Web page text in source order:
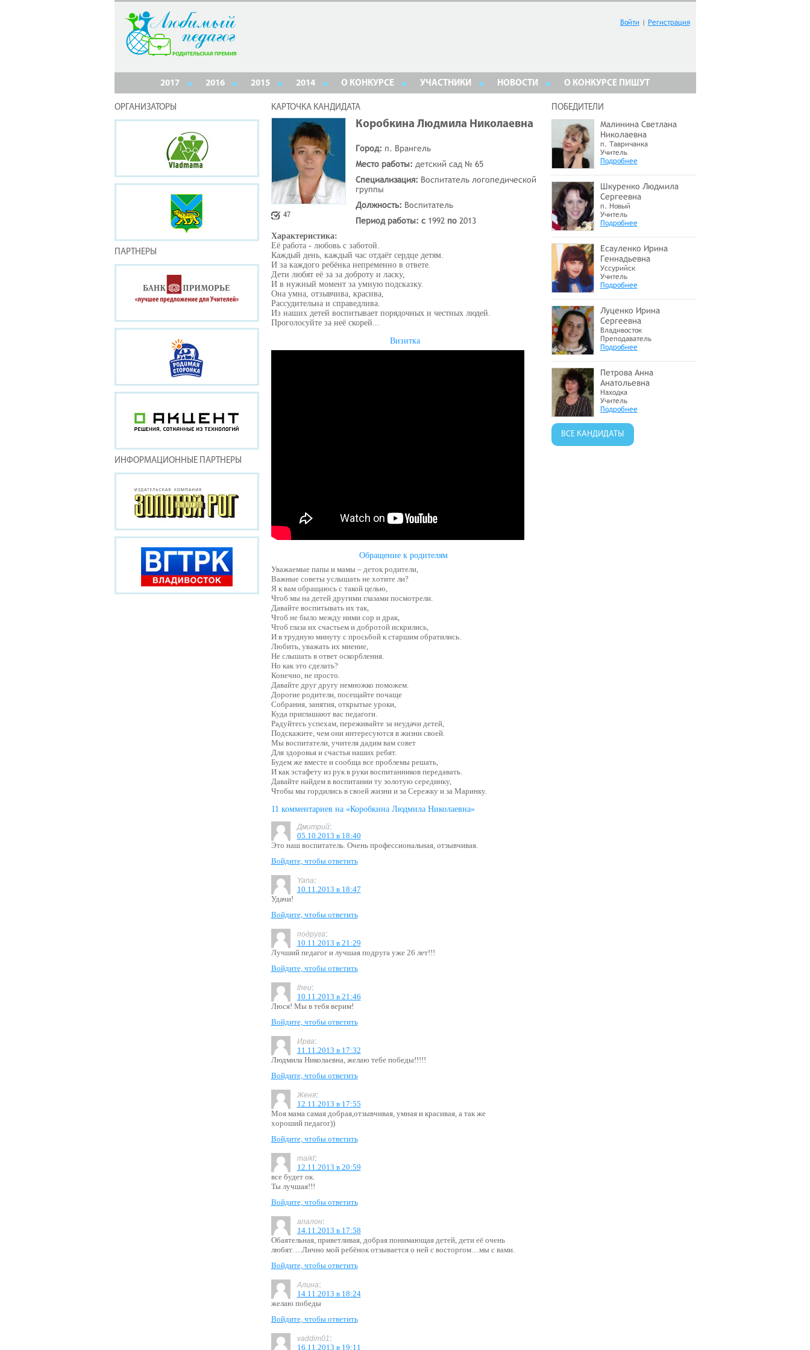
Войти | Регистрация
2017 2016 2015 2014 О КОНКУРСЕ УЧАСТНИКИ НОВОСТИ О КОНКУРСЕ ПИШУТ
ОРГАНИЗАТОРЫ
ПАРТНЕРЫ
ИНФОРМАЦИОННЫЕ ПАРТНЕРЫ
КАРТОЧКА КАНДИДАТА
47
Коробкина Людмила Николаевна
Город: п. Врангель
Место работы: детский сад № 65
Специализация: Воспитатель логопедической
группы
Должность: Воспитатель
Период работы: с1992 по 2013
Характеристика:
Её работа - любовь с заботой.
Каждый день, каждый час отдаёт сердце детям.
И за каждого ребёнка непременно в ответе.
Дети любят её за за доброту и ласку,
И в нужный момент за умную подсказку.
Она умна, отзывчива, красива,
Рассудительна и справедлива.
Из наших детей воспитывает порядочных и честных людей.
Проголосуйте за неё скорей...
Визитка
Обращение к родителям
Уважаемые папы и мамы – деток родители,
Важные советы услышать не хотите ли?
Я к вам обращаюсь с такой целью,
Чтоб мы на детей другими глазами посмотрели.
Давайте воспитывать их так,
Чтоб не было между ними сор и драк,
Чтоб глаза их счастьем и добротой искрились,
И в трудную минуту с просьбой к старшим обратились.
Любить, уважать их мнение,
Не слышать в ответ оскорбления.
Но как это сделать?
Конечно, не просто.
Давайте друг другу немножко поможем.
Дорогие родители, посещайте почаще
Собрания, занятия, открытые уроки,
Куда приглашают вас педагоги.
Радуйтесь успехам, переживайте за неудачи детей,
Подскажите, чем они интересуются в жизни своей.
Мы воспитатели, учителя дадим вам совет
Для здоровья и счастья наших ребят.
Будем же вместе и сообща все проблемы решать,
И как эстафету из рук в руки воспитанников передавать.
Давайте найдем в воспитании ту золотую серединку,
Чтобы мы гордились в своей жизни и за Сережку и за Маринку.
11 комментариев на «Коробкина Людмила Николаевна»
Дмитрий:
05.10.2013 в 18:40
Это наш воспитатель. Очень профессиональная, отзывчивая.
Войдите, чтобы ответить
Yana:
10.11.2013 в 18:47
Удачи!
Войдите, чтобы ответить
подруга:
10.11.2013 в 21:29
Лучший педагог и лучшая подруга уже 26 лет!!!
Войдите, чтобы ответить
lheu:
10.11.2013 в 21:46
Люся! Мы в тебя верим!
Войдите, чтобы ответить
Ирва:
11.11.2013 в 17:32
Людмила Николаевна, желаю тебе победы!!!!!
Войдите, чтобы ответить
Женя:
12.11.2013 в 17:55
Моя мама самая добрая,отзывчивая, умная и красивая, а так же
хороший педагог))
Войдите, чтобы ответить
maikl:
12.11.2013 в 20:59
все будет ок.
Ты лучшая!!!
Войдите, чтобы ответить
апалон:
14.11.2013 в 17:58
Обаятельная, приветливая, добрая понимающая детей, дети её очень
любят….Лично мой ребёнок отзывается о ней с восторгом…мы с вами.
Войдите, чтобы ответить
Алина:
14.11.2013 в 18:24
желаю победы
Войдите, чтобы ответить
vaddim01:
16.11.2013 в 19:11
ПОБЕДИТЕЛИ
Малинина Светлана
Николаевна
п. Тавричанка
Учитель
Подробнее
Шкуренко Людмила
Сергеевна
п. Новый
Учитель
Подробнее
Есауленко Ирина
Геннадьевна
Уссурийск
Учитель
Подробнее
Луценко Ирина
Сергеевна
Владивосток
Преподаватель
Подробнее
Петрова Анна
Анатольевна
Находка
Учитель
Подробнее
ВСЕ КАНДИДАТЫ